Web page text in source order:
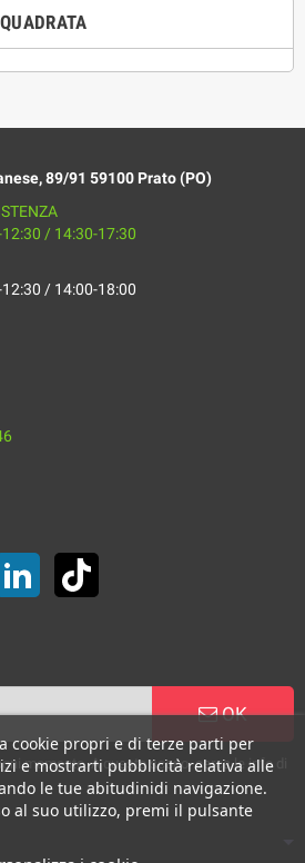
89/91 59100 Prato (PO)
/ 14:30-17:30
/ 14:00-18:00
LinkedIn
OK
momento. A questo scopo, cerca le info di
cookie propri e di terze parti per
e mostrarti pubblicità relativa alle
le tue abitudinidi navigazione.
al suo utilizzo, premi il pulsante